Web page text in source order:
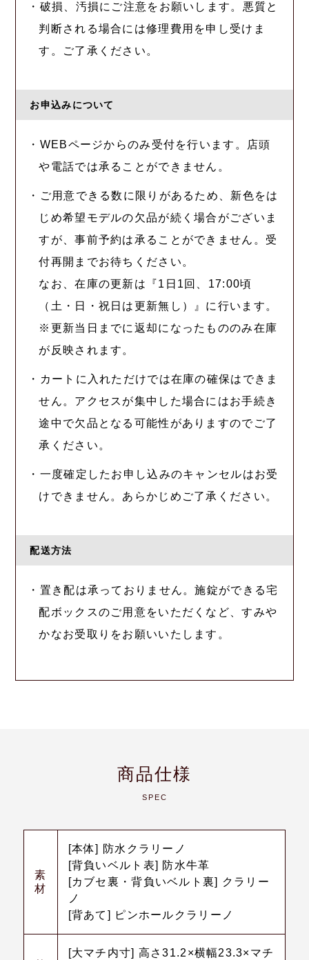
・破損、汚損にご注意をお願いします。悪質と
判断される場合には修理費用を申し受けま
す。ご了承ください。
お申込みについて
・WEBページからのみ受付を行います。店頭
や電話では承ることができません。
・ご用意できる数に限りがあるため、新色をは
じめ希望モデルの欠品が続く場合がございま
すが、事前予約は承ることができません。受
付再開までお待ちください。
なお、在庫の更新は『1日1回、17:00頃
（土・日・祝日は更新無し）』に行います。
※更新当日までに返却になったもののみ在庫
が反映されます。
・カートに入れただけでは在庫の確保はできま
せん。アクセスが集中した場合にはお手続き
途中で欠品となる可能性がありますのでご了
承ください。
・一度確定したお申し込みのキャンセルはお受
けできません。あらかじめご了承ください。
配送方法
・置き配は承っておりません。施錠ができる宅
配ボックスのご用意をいただくなど、すみや
かなお受取りをお願いいたします。
商品仕様
SPEC
素
材
[本体] 防水クラリーノ
[背負いベルト表] 防水牛革
[カブセ裏・背負いベルト裏] クラリー
ノ
[背あて] ピンホールクラリーノ
[大マチ内寸] 高さ31.2×横幅23.3×マチ